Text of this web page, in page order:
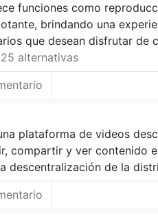
funciones como
brindando una
que desean disfrutar de
25 alternativas
plataforma de videos
compartir y ver contenido
descentralización de la